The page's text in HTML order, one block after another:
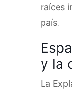
raíces
país.
y la
La